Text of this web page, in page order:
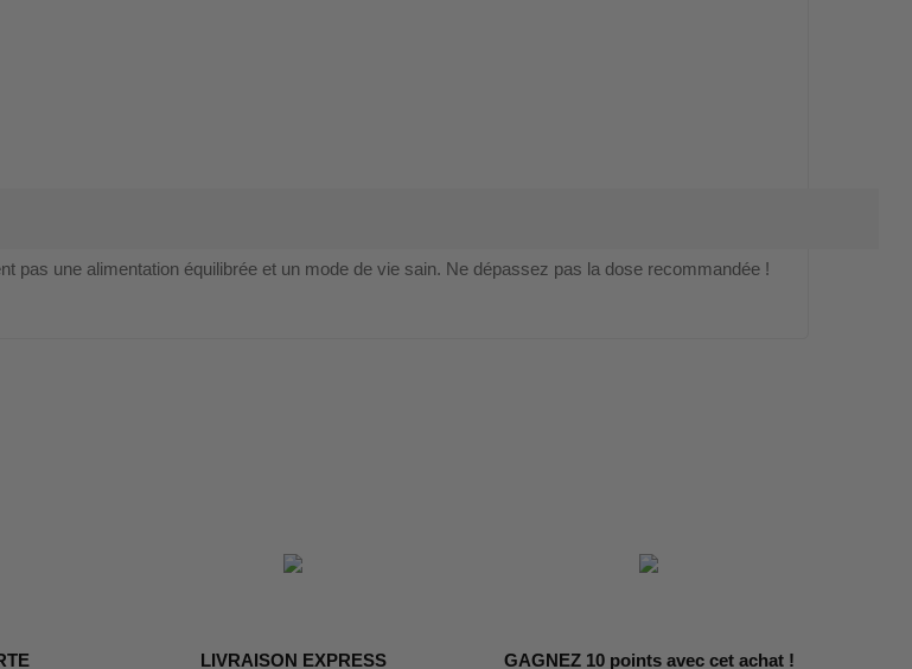
pas une alimentation équilibrée et un mode de vie sain. Ne dépassez pas la dose recommandée !
LIVRAISON EXPRESS GAGNEZ 10 points avec cet achat !